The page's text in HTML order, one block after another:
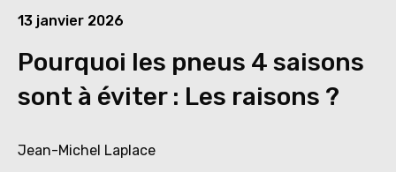
13 janvier 2026
Pourquoi les pneus 4 saisons
sont à éviter : Les raisons ?
Jean-Michel Laplace